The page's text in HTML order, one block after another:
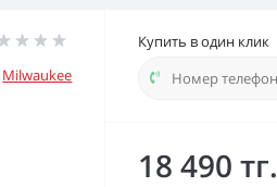
Milwaukee
Купить в один клик
18 490 тг.